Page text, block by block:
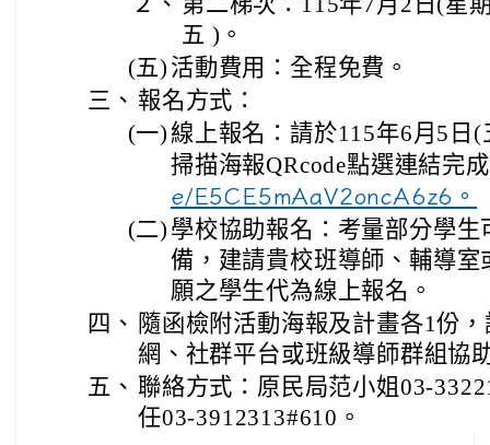
五 )。
(五) 活動費用：全程免費。
三、 報名方式：
(一)線上報名：請於115年6月5日
掃描海報QRcode點選連結完
e/E5CE5mAaV2oncA6z6。
(二) 學校協助報名：考量部分學
備，建請貴校班導師、輔導
願之學生代為線上報名。
四、 隨函檢附活動海報及計畫各1份
網、社群平台或班級導師群組協
五、 聯絡方式：原民局范小姐03-
任03-3912313#610。